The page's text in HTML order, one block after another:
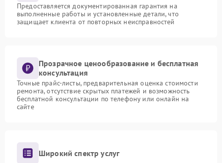
Предоставляется документированная гарантия на
выполненные работы и установленные детали, что
защищает клиента от повторных неисправностей
Прозрачное ценообразование и бесплатная
консультация
Точные прайс-листы, предварительная оценка стоимости
ремонта, отсутствие скрытых платежей и возможность
бесплатной консультации по телефону или онлайн на
сайте
Широкий спектр услуг